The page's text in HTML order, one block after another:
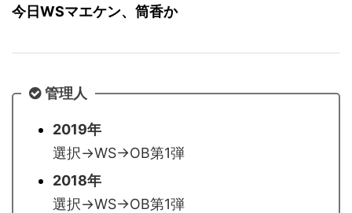
今日WSマエケン、筒香か
管理人
2019年
選択→WS→OB第1弾
2018年
選択→WS→OB第1弾